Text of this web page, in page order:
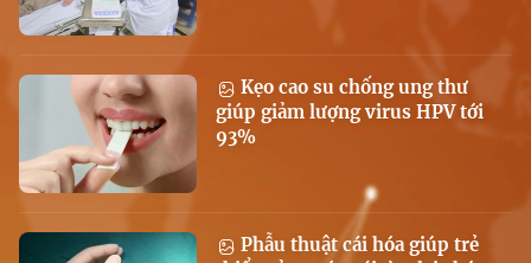
Kẹo cao su chống ung thư
giúp giảm lượng virus HPV tới
93%
Phẫu thuật cái hóa giúp trẻ